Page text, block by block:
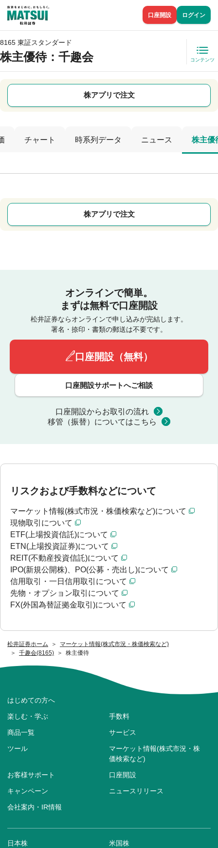
口座開設 ログイン
松井証券ホーム
マーケット情報(株式市況・株価検索など)
千趣会(8165)
株主優待
8165 東証スタンダード
株主優待：千趣会 コンテンツ
株アプリで注文
チャート 時系列データ ニュース 株主優
株アプリで注文
オンラインで簡単。
まずは無料で口座開設
松井証券ならオンラインで申し込みが完結します。
署名・捺印・書類の郵送は不要です。
口座開設（無料）
口座開設サポートへご相談
口座開設からお取引の流れ
移管（振替）についてはこちら
リスクおよび手数料などについて
マーケット情報(株式市況・株価検索など)について
現物取引について
ETF(上場投資信託)について
ETN(上場投資証券)について
REIT(不動産投資信託)について
IPO(新規公開株)、PO(公募・売出し)について
信用取引・一日信用取引について
先物・オプション取引について
FX(外国為替証拠金取引)について
はじめての方へ
楽しむ・学ぶ 手数料
商品一覧 サービス
ツール
マーケット情報(株式市況・株
価検索など)
お客様サポート 口座開設
キャンペーン ニュースリリース
会社案内・IR情報
日本株 米国株